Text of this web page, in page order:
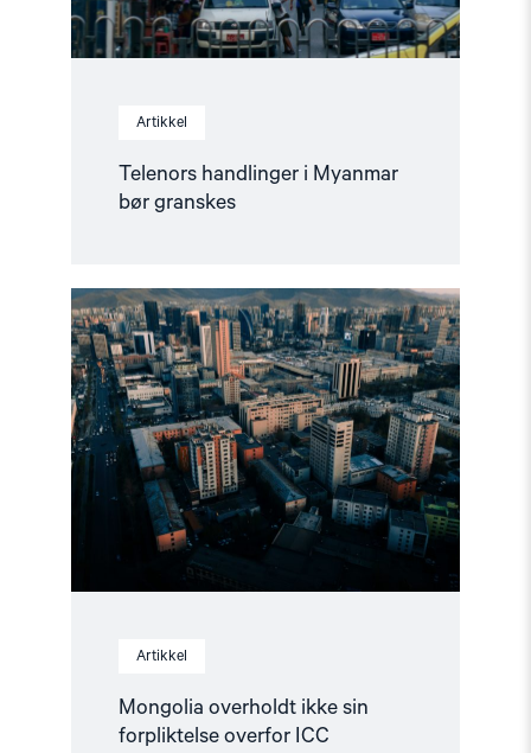
Artikkel
Telenors handlinger i Myanmar
bør granskes
Artikkel
Mongolia overholdt ikke sin
forpliktelse overfor ICC
Read
article
"Mongolia
overholdt
ikke
sin
forpliktelse
overfor
ICC"